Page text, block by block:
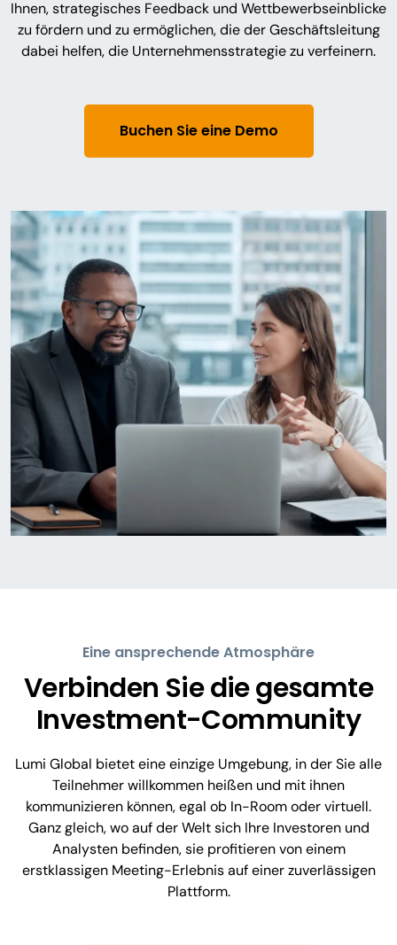
Ihnen, strategisches Feedback und Wettbewerbseinblicke
zu fördern und zu ermöglichen, die der Geschäftsleitung
dabei helfen, die Unternehmensstrategie zu verfeinern.
Buchen Sie eine Demo
Eine ansprechende Atmosphäre
Verbinden Sie die gesamte
Investment-Community
Lumi Global bietet eine einzige Umgebung, in der Sie alle
Teilnehmer willkommen heißen und mit ihnen
kommunizieren können, egal ob In-Room oder virtuell.
Ganz gleich, wo auf der Welt sich Ihre Investoren und
Analysten befinden, sie profitieren von einem
erstklassigen Meeting-Erlebnis auf einer zuverlässigen
Plattform.